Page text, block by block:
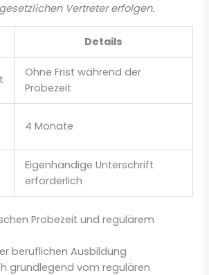
Vertreter erfolgen.
Details
Ohne Frist während der
Probezeit
4 Monate
Eigenhändige Unterschrift
erforderlich
Probezeit und regulärem
beruflichen Ausbildung
grundlegend vom regulären